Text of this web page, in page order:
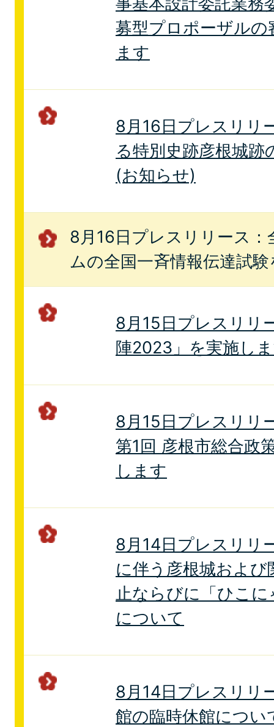
募型プロポーザルの
ます
8月16日プレスリリ
る特別史跡彦根城跡
(お知らせ)
8月16日プレスリリース：
ムの全国一斉情報伝達試
8月15日プレスリリ
陣2023」を実施し
8月15日プレスリリ
第1回 彦根市総合政
します
8月14日プレスリリ
に伴う彦根城および
止ならびに「ひこ
について
8月14日プレスリリ
館の臨時休館につい